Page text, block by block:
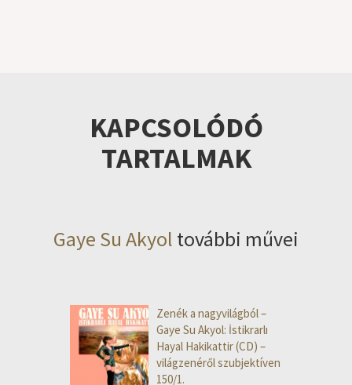
KAPCSOLÓDÓ
TARTALMAK
Gaye Su Akyol további művei
Zenék a nagyvilágból –
Gaye Su Akyol: İstikrarlı
Hayal Hakikattir (CD) –
világzenéről szubjektíven
150/1.